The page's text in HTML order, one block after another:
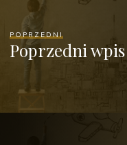
POPRZEDNI
Poprzedni wpis